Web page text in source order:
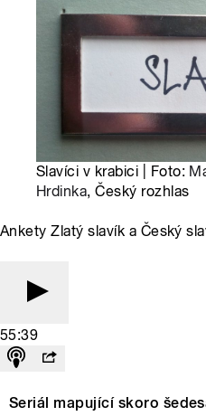
Slavíci v krabici | Foto:
Hrdinka, Český rozhlas
Ankety Zlatý slavík a Český
55:39
Seriál mapující skoro